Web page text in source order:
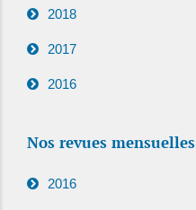
2018
2017
2016
Nos revues mensuelles
2016